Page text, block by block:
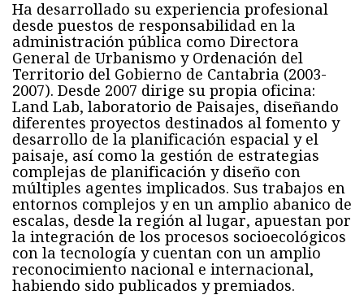
Ha desarrollado su experiencia profesional
desde puestos de responsabilidad en la
administración pública como Directora
General de Urbanismo y Ordenación del
Territorio del Gobierno de Cantabria (2003-
2007). Desde 2007 dirige su propia oficina:
Land Lab, laboratorio de Paisajes, diseñando
diferentes proyectos destinados al fomento y
desarrollo de la planificación espacial y el
paisaje, así como la gestión de estrategias
complejas de planificación y diseño con
múltiples agentes implicados. Sus trabajos en
entornos complejos y en un amplio abanico de
escalas, desde la región al lugar, apuestan por
la integración de los procesos socioecológicos
con la tecnología y cuentan con un amplio
reconocimiento nacional e internacional,
habiendo sido publicados y premiados.